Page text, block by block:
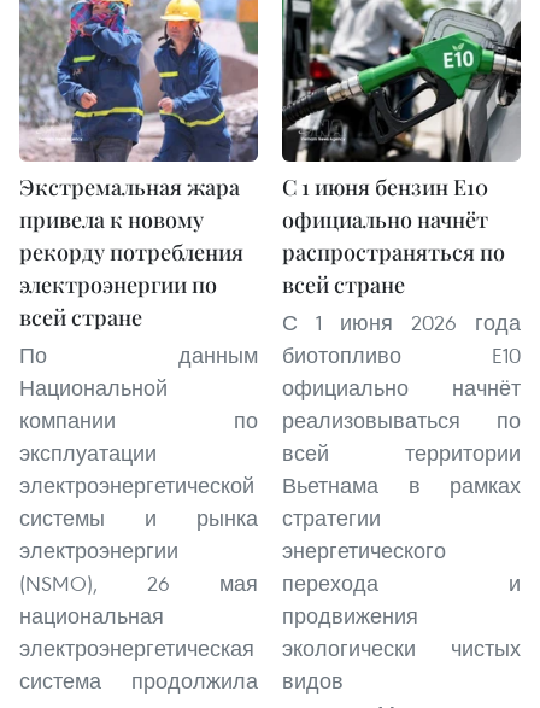
Экстремальная жара
привела к новому
рекорду потребления
электроэнергии по
всей стране
По данным
Национальной
компании по
эксплуатации
электроэнергетической
системы и рынка
электроэнергии
(NSMO), 26 мая
национальная
электроэнергетическая
система продолжила
С 1 июня бензин E10
официально начнёт
распространяться по
всей стране
С 1 июня 2026 года
биотопливо E10
официально начнёт
реализовываться по
всей территории
Вьетнама в рамках
стратегии
энергетического
перехода и
продвижения
экологически чистых
видов